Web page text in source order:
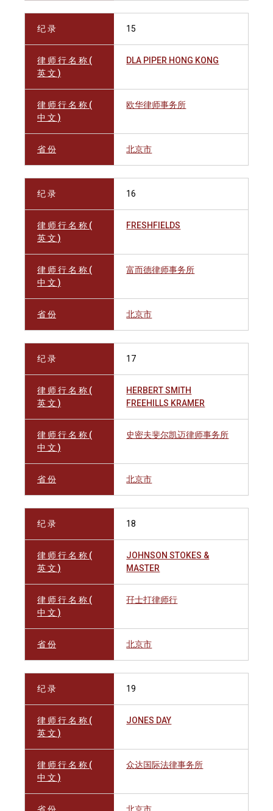
纪 录 15
律 师 行 名 称 (
英 文 )
DLA PIPER HONG KONG
律 师 行 名 称 (
中 文 )
欧华律师事务所
省 份 北京市
纪 录 16
律 师 行 名 称 (
英 文 )
FRESHFIELDS
律 师 行 名 称 (
中 文 )
富而德律师事务所
省 份 北京市
纪 录 17
律 师 行 名 称 (
英 文 )
HERBERT SMITH
FREEHILLS KRAMER
律 师 行 名 称 (
中 文 )
史密夫斐尔凯迈律师事务所
省 份 北京市
纪 录 18
律 师 行 名 称 (
英 文 )
JOHNSON STOKES &
MASTER
律 师 行 名 称 (
中 文 )
孖士打律师行
省 份 北京市
纪 录 19
律 师 行 名 称 (
英 文 )
JONES DAY
律 师 行 名 称 (
中 文 )
众达国际法律事务所